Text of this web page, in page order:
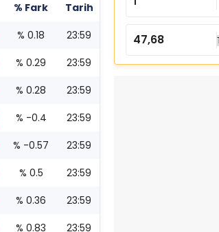
% Fark
Tarih
% 0.18
23:59
% 0.29
23:59
% 0.28
23:59
% -0.4
23:59
% -0.57
23:59
% 0.5
23:59
% 0.36
23:59
% 0.83
23:59